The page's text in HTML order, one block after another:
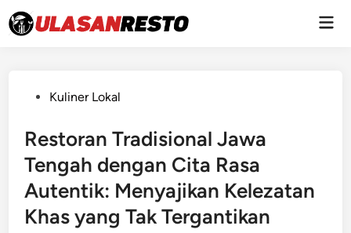
Skip
to
PostedKuliner Lokal
Restoran Tradisional Jawa
Tengah dengan Cita Rasa
Autentik: Menyajikan Kelezatan
Khas yang Tak Tergantikan